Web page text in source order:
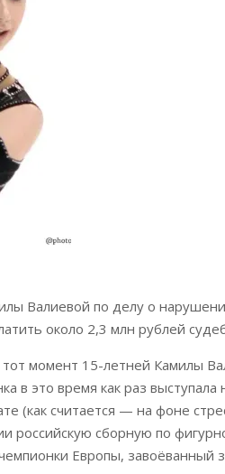
Валиевой по делу о
около 2,3 млн рублей
момент 15-летней Камилы
в это время как раз
(как считается — на фоне
российскую сборную по
Европы, завоёванный